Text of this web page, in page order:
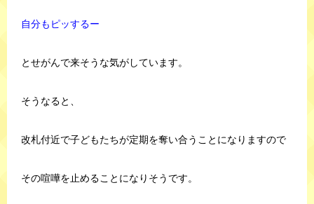
自分もピッするー
とせがんで来そうな気がしています。
そうなると、
改札付近で子どもたちが定期を奪い合うことになりますので
その喧嘩を止めることになりそうです。